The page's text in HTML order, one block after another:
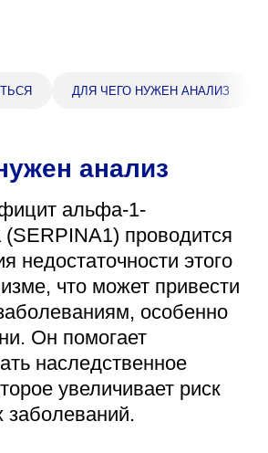
НЛМК
7:30–20:00
55-43
профилакторий
Плехановское лесничество,
квартал 67
ДЛЯ ЧЕГО НУЖЕН АНАЛИЗ
анализ
альфа-1-
(SERPINA1) проводится
недостаточности этого
что может привести
особенно
Он помогает
наследственное
увеличивает риск
заболеваний.